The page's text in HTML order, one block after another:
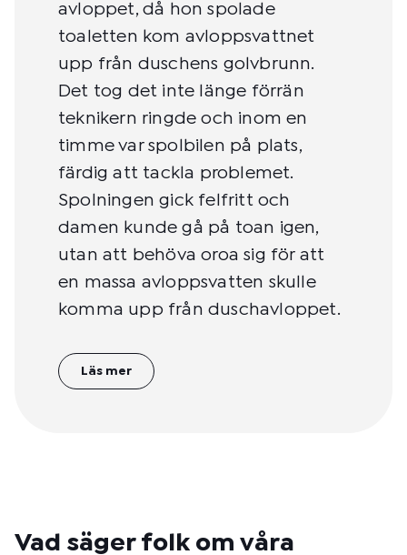
avloppet, då hon spolade
toaletten kom avloppsvattnet
upp från duschens golvbrunn.
Det tog det inte länge förrän
teknikern ringde och inom en
timme var spolbilen på plats,
färdig att tackla problemet.
Spolningen gick felfritt och
damen kunde gå på toan igen,
utan att behöva oroa sig för att
en massa avloppsvatten skulle
komma upp från duschavloppet.
Läs mer
Vad säger folk om våra